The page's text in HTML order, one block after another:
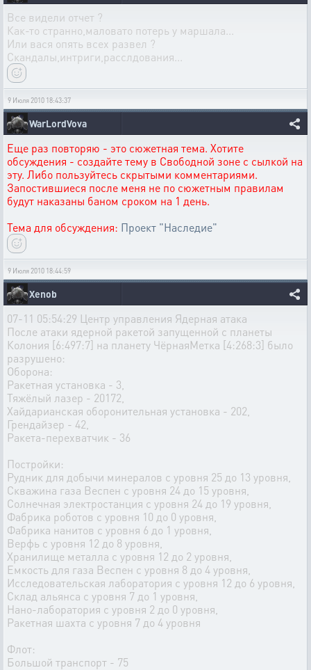
Все видели отчет ?
Как-то странно,маловато потерь у маршала...
Или вася опять всех развел ?
Скандалы,интриги,расслдования...
9 Июля 2010 18:43:37
WarLordVova
Еще раз повторяю - это сюжетная тема. Хотите
обсуждения - создайте тему в Свободной зоне с сылкой на
эту. Либо пользуйтесь скрытыми комментариями.
Запостившиеся после меня не по сюжетным правилам
будут наказаны баном сроком на 1 день.
Тема для обсуждения: Проект "Наследие"
9 Июля 2010 18:44:59
Xenob
07-11 05:54:29 Центр управления Ядерная атака
После атаки ядерной ракетой запущенной с планеты
Колония [6:497:7] на планету ЧёрнаяМетка [4:268:3] было
разрушено:
Оборона:
Ракетная установка - 3,
Тяжёлый лазер - 20172,
Хайдарианская оборонительная установка - 202,
Грендайзер - 42,
Ракета-перехватчик - 36
Постройки:
Рудник для добычи минералов с уровня 25 до 13 уровня,
Скважина газа Веспен с уровня 24 до 15 уровня,
Солнечная электростанция с уровня 24 до 19 уровня,
Фабрика роботов с уровня 10 до 0 уровня,
Фабрика нанитов с уровня 6 до 1 уровня,
Верфь с уровня 12 до 8 уровня,
Хранилище металла с уровня 12 до 2 уровня,
Емкость для газа Веспен с уровня 8 до 4 уровня,
Исследовательская лаборатория с уровня 12 до 6 уровня,
Склад альянса с уровня 7 до 1 уровня,
Нано-лаборатория с уровня 2 до 0 уровня,
Ракетная шахта с уровня 7 до 4 уровня
Флот:
Большой транспорт - 75